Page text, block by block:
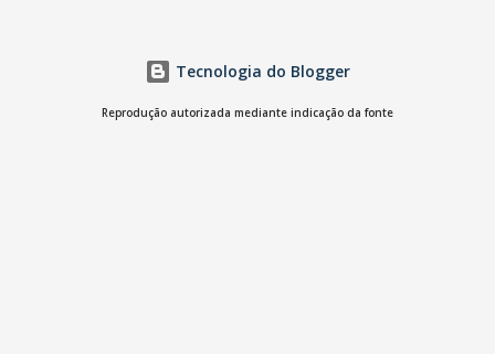
Banco do Nordeste, LinkedIn, VISA, Grupo 3corações, TikTok e M.
Dias Branco. A nova edição chega em um momento em que
Tecnologia do Blogger
Reprodução autorizada mediante indicação da fonte